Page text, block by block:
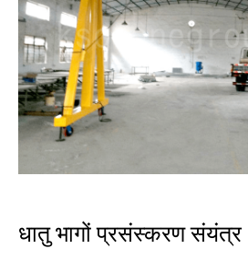
धातु भागों प्रसंस्करण संयंत्र